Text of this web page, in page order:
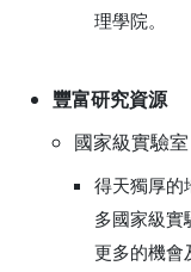
理學院。
豐富研究資源
國家級實驗室
得天獨厚的
多國家級實
更多的機會